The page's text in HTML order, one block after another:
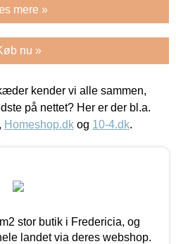
mere »
nu »
kender vi alle sammen,
på nettet? Her er der bl.a.
, Homeshop.dk og 10-4.dk.
stor butik i Fredericia, og
landet via deres webshop.